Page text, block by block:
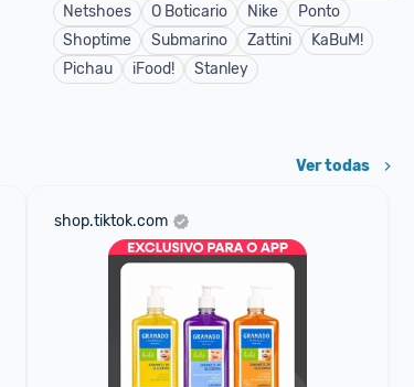
Netshoes
O Boticario Nike
Ponto
Shoptime
Submarino Zattini
KaBuM!
Pichau
iFood! Stanley
Ver todas
shop.tiktok.com